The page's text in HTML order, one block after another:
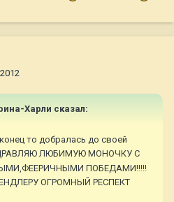
Харли сказал:
то добралась до своей
ЛЮБИМУЮ МОНОЧКУ С
ПОБЕДАМИ!!!!!
ОГРОМНЫЙ РЕСПЕКТ